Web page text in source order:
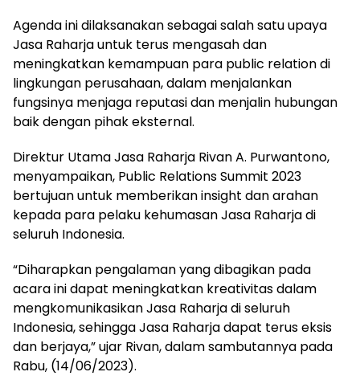
Agenda ini dilaksanakan sebagai salah satu upaya
Jasa Raharja untuk terus mengasah dan
meningkatkan kemampuan para public relation di
lingkungan perusahaan, dalam menjalankan
fungsinya menjaga reputasi dan menjalin hubungan
baik dengan pihak eksternal.
Direktur Utama Jasa Raharja Rivan A. Purwantono,
menyampaikan, Public Relations Summit 2023
bertujuan untuk memberikan insight dan arahan
kepada para pelaku kehumasan Jasa Raharja di
seluruh Indonesia.
“Diharapkan pengalaman yang dibagikan pada
acara ini dapat meningkatkan kreativitas dalam
mengkomunikasikan Jasa Raharja di seluruh
Indonesia, sehingga Jasa Raharja dapat terus eksis
dan berjaya,” ujar Rivan, dalam sambutannya pada
Rabu, (14/06/2023).